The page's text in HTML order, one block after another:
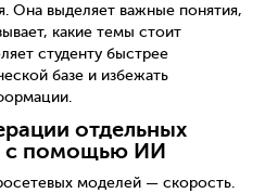
Она выделяет важные понятия,
какие темы стоит
студенту быстрее
базе и избежать
отдельных
с помощью ИИ
моделей — скорость.